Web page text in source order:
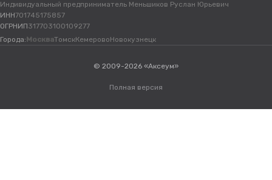
Индивидуальный предприниматель Меньшиков Руслан Юрьевич
ИНН701745175857
ОГРНИП317703100109277
Города: МоскваТомскКемеровоНовокузнецк
© 2009-2026 «Аксеум»
Полная версия